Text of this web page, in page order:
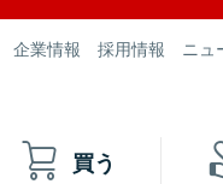
企業情報 採用情報 ニュ
買う